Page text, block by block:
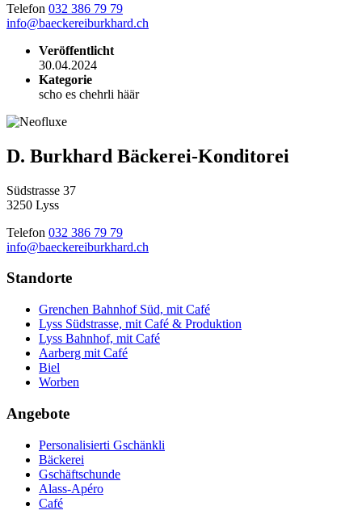
Telefon 032 386 79 79
info@baeckereiburkhard.ch
Veröffentlicht
30.04.2024
Kategorie
scho es chehrli häär
D. Burkhard Bäckerei-Konditorei
Südstrasse 37
3250 Lyss
Telefon 032 386 79 79
info@baeckereiburkhard.ch
Standorte
Grenchen Bahnhof Süd, mit Café
Lyss Südstrasse, mit Café & Produktion
Lyss Bahnhof, mit Café
Aarberg mit Café
Biel
Worben
Angebote
Personalisierti Gschänkli
Bäckerei
Gschäftschunde
Alass-Apéro
Café